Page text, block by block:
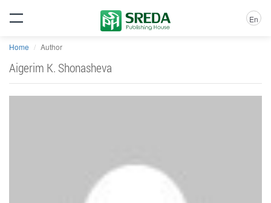
En
Home Author
Aigerim K. Shonasheva